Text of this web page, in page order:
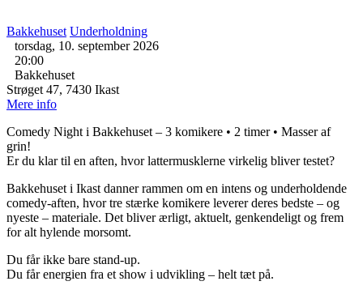
Bakkehuset Underholdning
torsdag, 10. september 2026
20:00
Bakkehuset
Strøget 47, 7430 Ikast
Mere info
Comedy Night i Bakkehuset – 3 komikere • 2 timer • Masser af
grin!
Er du klar til en aften, hvor lattermusklerne virkelig bliver testet?
Bakkehuset i Ikast danner rammen om en intens og underholdende
comedy-aften, hvor tre stærke komikere leverer deres bedste – og
nyeste – materiale. Det bliver ærligt, aktuelt, genkendeligt og frem
for alt hylende morsomt.
Du får ikke bare stand-up.
Du får energien fra et show i udvikling – helt tæt på.